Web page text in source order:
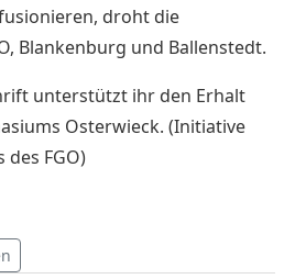
droht die
Blankenburg und Ballenstedt.
unterstützt ihr den Erhalt
Osterwieck. (Initiative
des FGO)